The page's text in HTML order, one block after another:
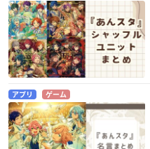
アプリ ゲーム